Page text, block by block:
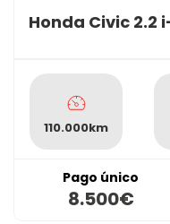
Honda Civic 2.2
110.000km
Pago único
8.500€